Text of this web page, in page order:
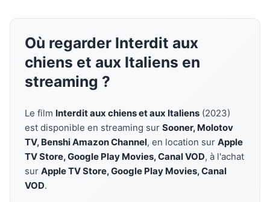
Où regarder Interdit aux
chiens et aux Italiens en
streaming ?
Le film Interdit aux chiens et aux Italiens (2023)
est disponible en streaming sur Sooner, Molotov
TV, Benshi Amazon Channel, en location sur Apple
TV Store, Google Play Movies, Canal VOD, à l'achat
sur Apple TV Store, Google Play Movies, Canal
VOD.